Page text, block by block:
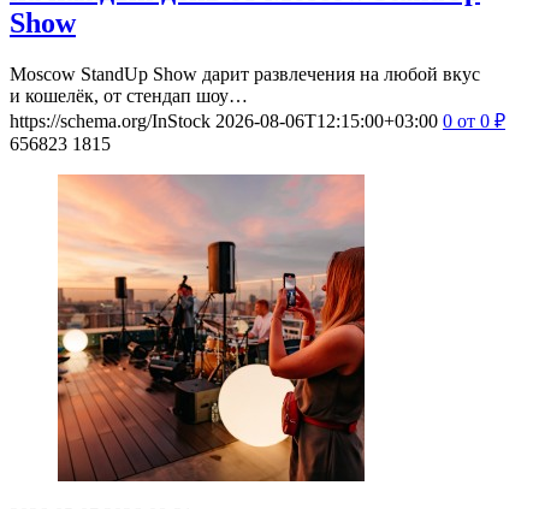
Show
Moscow StandUp Show дарит развлечения на любой вкус
и кошелёк, от стендап шоу…
https://schema.org/InStock 2026-08-06T12:15:00+03:00 0 от 0 ₽
656823 1815